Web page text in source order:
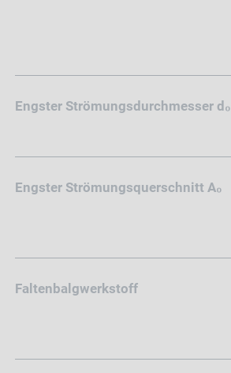
Engster Strömungsdurchmesser d₀
Engster Strömungsquerschnitt A₀
Faltenbalgwerkstoff